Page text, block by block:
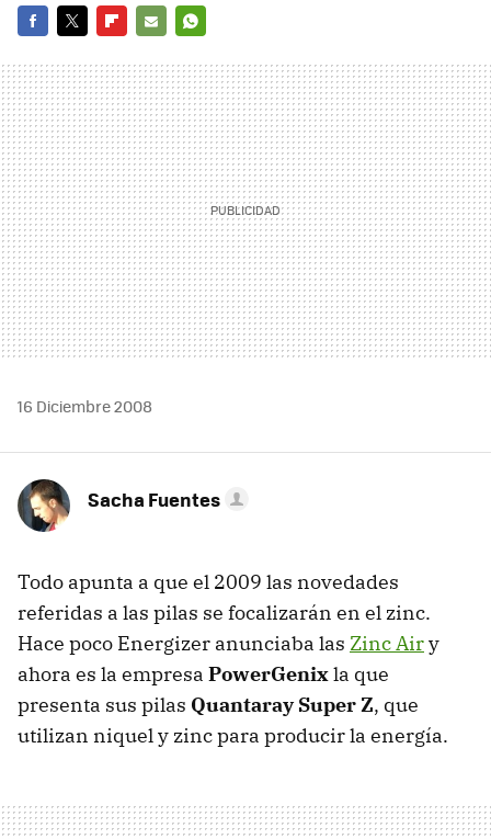
MAIL
16 Diciembre 2008
Sacha Fuentes
Todo apunta a que el 2009 las novedades
referidas a las pilas se focalizarán en el zinc.
Hace poco Energizer anunciaba las Zinc Airy
ahora es la empresa PowerGenixla que
presenta sus pilas Quantaray Super Z, que
utilizan niquel y zinc para producir la energía.